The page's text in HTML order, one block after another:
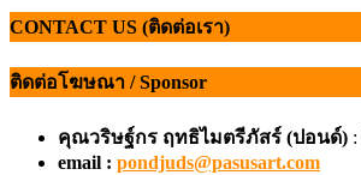
CONTACT US (ติดต่อเรา)
ติดต่อโฆษณา / Sponsor
คุณวริษฐ์กร ฤทธิไมตรีภัสร์ (ปอนด์) :
email : pondjuds@pasusart.com